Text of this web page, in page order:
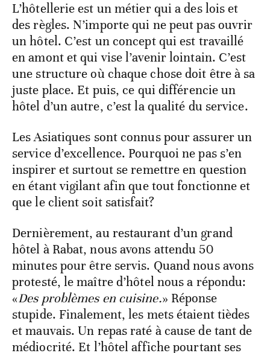
L’hôtellerie est un métier qui a des lois et
des règles. N’importe qui ne peut pas ouvrir
un hôtel. C’est un concept qui est travaillé
en amont et qui vise l’avenir lointain. C’est
une structure où chaque chose doit être à sa
juste place. Et puis, ce qui différencie un
hôtel d’un autre, c’est la qualité du service.
Les Asiatiques sont connus pour assurer un
service d’excellence. Pourquoi ne pas s’en
inspirer et surtout se remettre en question
en étant vigilant afin que tout fonctionne et
que le client soit satisfait?
Dernièrement, au restaurant d’un grand
hôtel à Rabat, nous avons attendu 50
minutes pour être servis. Quand nous avons
protesté, le maître d’hôtel nous a répondu:
«Des problèmes en cuisine.» Réponse
stupide. Finalement, les mets étaient tièdes
et mauvais. Un repas raté à cause de tant de
médiocrité. Et l’hôtel affiche pourtant ses